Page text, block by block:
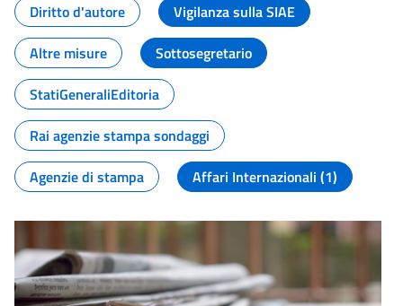
Diritto d'autore
Vigilanza sulla SIAE
Altre misure
Sottosegretario
StatiGeneraliEditoria
Rai agenzie stampa sondaggi
Agenzie di stampa
Affari Internazionali (1)